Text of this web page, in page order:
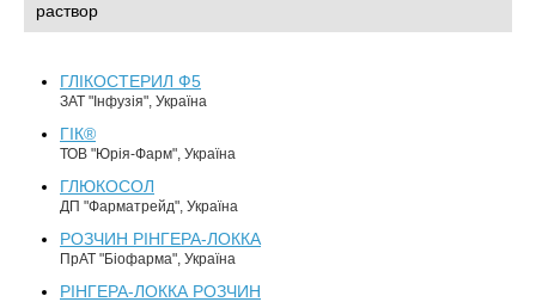
раствор
ГЛІКОСТЕРИЛ Ф5
ЗАТ "Інфузія", Україна
ГІК®
ТОВ "Юрія-Фарм", Україна
ГЛЮКОСОЛ
ДП "Фарматрейд", Україна
РОЗЧИН РІНГЕРА-ЛОККА
ПрАТ "Біофарма", Україна
РІНГЕРА-ЛОККА РОЗЧИН